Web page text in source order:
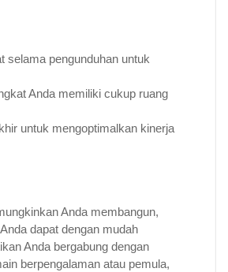
selama pengunduhan untuk
Anda memiliki cukup ruang
untuk mengoptimalkan kinerja
Anda membangun,
dapat dengan mudah
Anda bergabung dengan
berpengalaman atau pemula,